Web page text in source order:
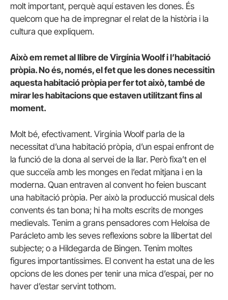
molt important, perquè aquí estaven les dones. És
quelcom que ha de impregnar el relat de la història i la
cultura que expliquem.
Això em remet al llibre de Virgínia Woolf i l’habitació
pròpia. No és, només, el fet que les dones necessitin
aquesta habitació pròpia per fer tot això, també de
mirar les habitacions que estaven utilitzant fins al
moment.
Molt bé, efectivament. Virgínia Woolf parla de la
necessitat d’una habitació pròpia, d’un espai enfront de
la funció de la dona al servei de la llar. Però fixa’t en el
que succeïa amb les monges en l’edat mitjana i en la
moderna. Quan entraven al convent ho feien buscant
una habitació pròpia. Per això la producció musical dels
convents és tan bona; hi ha molts escrits de monges
medievals. Tenim a grans pensadores com Heloísa de
Parácleto amb les seves reflexions sobre la llibertat del
subjecte; o a Hildegarda de Bingen. Tenim moltes
figures importantíssimes. El convent ha estat una de les
opcions de les dones per tenir una mica d’espai, per no
haver d’estar servint tothom.